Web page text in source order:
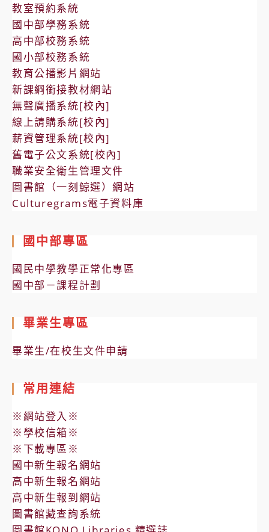
教室預約系統
國中部學務系統
高中部校務系統
國小部校務系統
教育公播影片網站
新課綱銜接教材網站
無聲廣播系統[校內]
線上請購系統[校內]
薪資管理系統[校內]
舊電子公文系統[校內]
職業安全衛生管理文件
圖書館（一刻鯨選）網站
Culturegrams電子資料庫
國中部專區
國民中學教學正常化專區
國中部－課程計劃
畢業生專區
畢業生/在校生文件申請
常用連結
※網站登入※
※學校信箱※
※下載專區※
國中新生報名網站
高中新生報名網站
高中新生報到網站
圖書館藏查詢系統